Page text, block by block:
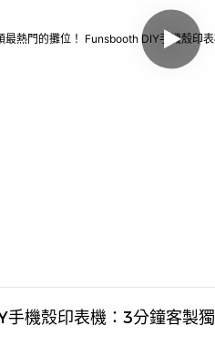
機殼印表機：3分鐘客製